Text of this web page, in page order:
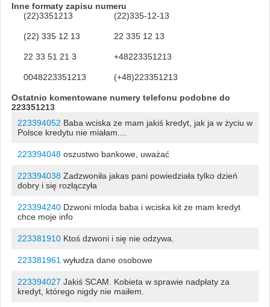
Inne formaty zapisu numeru
(22)3351213
(22)335-12-13
(22) 335 12 13 22 335 12 13
22 33 51 21 3 +48223351213
0048223351213 (+48)223351213
Ostatnio komentowane numery telefonu podobne do
223351213
223394052 Baba wciska ze mam jakiś kredyt, jak ja w życiu w
Polsce kredytu nie miałam....
223394048oszustwo bankowe, uważać
223394038Zadzwoniła jakas pani powiedziała tylko dzień
dobry i się rozłączyła
223394240Dzwoni mloda baba i wciska kit ze mam kredyt
chce moje info
223381910Ktoś dzwoni i się nie odzywa.
223381961 wyłudza dane osobowe
223394027 Jakiś SCAM. Kobieta w sprawie nadpłaty za
kredyt, którego nigdy nie maiłem.